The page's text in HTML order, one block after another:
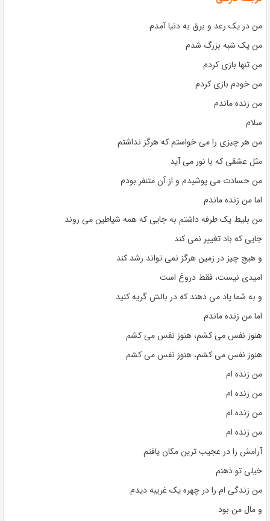
من در یک رعد و برق به دنیا آمدم
من یک شبه بزرگ شدم
من تنها بازی کردم
من خودم بازی کردم
من زنده ماندم
سلام
من هر چیزی را می خواستم که هرگز نداشتم
مثل عشقی که با نور می آید
من حسادت می پوشیدم و از آن متنفر بودم
اما من زنده ماندم
من بلیط یک طرفه داشتم به جایی که همه شیاطین می روند
جایی که باد تغییر نمی کند
و هیچ چیز در زمین هرگز نمی تواند رشد کند
امیدی نیست، فقط دروغ است
و به شما یاد می دهند که در بالش گریه کنید
اما من زنده ماندم
هنوز نفس می کشم، هنوز نفس می کشم
هنوز نفس می کشم، هنوز نفس می کشم
من زنده ام
من زنده ام
من زنده ام
من زنده ام
آرامش را در عجیب ترین مکان یافتم
خیلی تو ذهنم
من زندگی ام را در چهره یک غریبه دیدم
و مال من بود